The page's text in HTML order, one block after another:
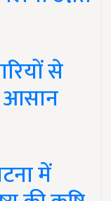
से
आसान
में